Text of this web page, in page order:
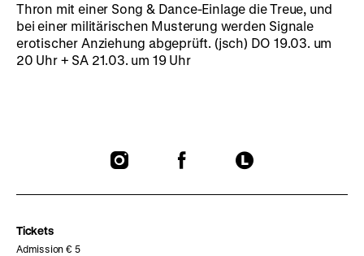
Thron mit einer Song & Dance-Einlage die Treue, und
bei einer militärischen Musterung werden Signale
erotischer Anziehung abgeprüft. (jsch) DO 19.03. um
20 Uhr + SA 21.03. um 19 Uhr
To
To
To
Tickets
Admission € 5